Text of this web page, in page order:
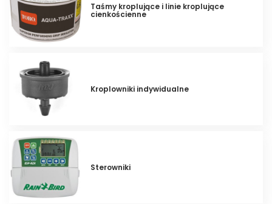
Taśmy kroplujące i linie kroplujące
cienkościenne
Kroplowniki indywidualne
Sterowniki